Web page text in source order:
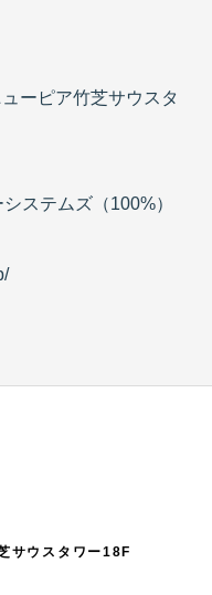
ーピア竹芝サウスタ
ステムズ（100%）
サウスタワー18F